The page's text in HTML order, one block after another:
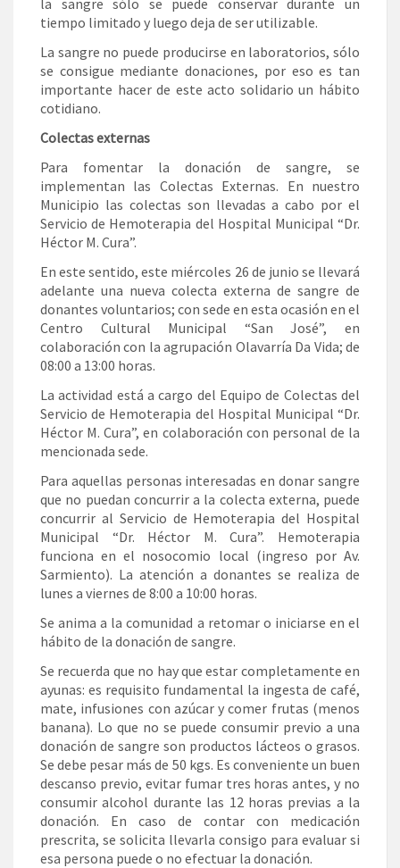
tiempo limitado y luego deja de ser utilizable.
La sangre no puede producirse en laboratorios, sólo
se consigue mediante donaciones, por eso es tan
importante hacer de este acto solidario un hábito
cotidiano.
Colectas externas
Para fomentar la donación de sangre, se
implementan las Colectas Externas. En nuestro
Municipio las colectas son llevadas a cabo por el
Servicio de Hemoterapia del Hospital Municipal “Dr.
Héctor M. Cura”.
En este sentido, este miércoles 26 de junio se llevará
adelante una nueva colecta externa de sangre de
donantes voluntarios; con sede en esta ocasión en el
Centro Cultural Municipal “San José”, en
colaboración con la agrupación Olavarría Da Vida; de
08:00 a 13:00 horas.
La actividad está a cargo del Equipo de Colectas del
Servicio de Hemoterapia del Hospital Municipal “Dr.
Héctor M. Cura”, en colaboración con personal de la
mencionada sede.
Para aquellas personas interesadas en donar sangre
que no puedan concurrir a la colecta externa, puede
concurrir al Servicio de Hemoterapia del Hospital
Municipal “Dr. Héctor M. Cura”. Hemoterapia
funciona en el nosocomio local (ingreso por Av.
Sarmiento). La atención a donantes se realiza de
lunes a viernes de 8:00 a 10:00 horas.
Se anima a la comunidad a retomar o iniciarse en el
hábito de la donación de sangre.
Se recuerda que no hay que estar completamente en
ayunas: es requisito fundamental la ingesta de café,
mate, infusiones con azúcar y comer frutas (menos
banana). Lo que no se puede consumir previo a una
donación de sangre son productos lácteos o grasos.
Se debe pesar más de 50 kgs. Es conveniente un buen
descanso previo, evitar fumar tres horas antes, y no
consumir alcohol durante las 12 horas previas a la
donación. En caso de contar con medicación
prescrita, se solicita llevarla consigo para evaluar si
esa persona puede o no efectuar la donación.